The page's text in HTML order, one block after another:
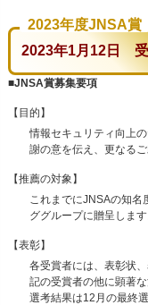
2023年度JNSA賞
2023年1月12日 受
■JNSA賞募集要項
【目的】
情報セキュリティ向上
謝の意を伝え、更なる
【推薦の対象】
これまでにJNSAの知名
ググループに贈呈しま
【表彰】
各受賞者には、表彰状
記の受賞者の他に顕著
選考結果は12月の最終